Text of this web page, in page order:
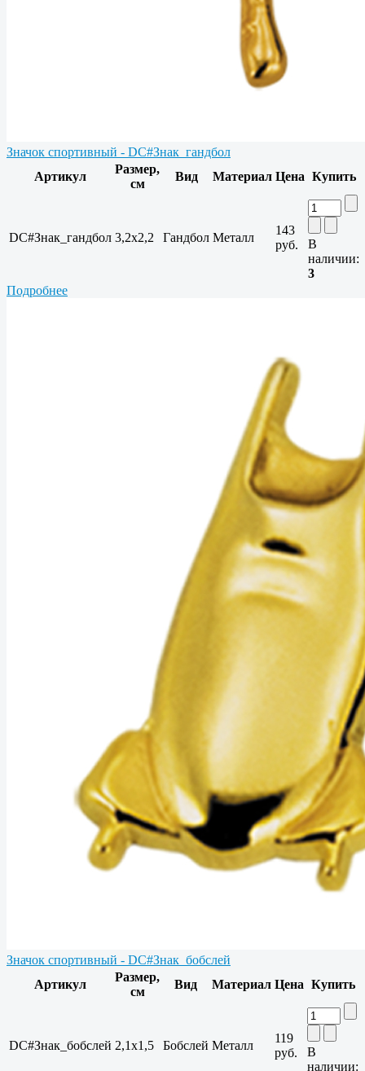
Значок спортивный - DC#Знак_гандбол
Артикул
Размер,
см
Вид Материал Цена Купить
DC#Знак_гандбол 3,2x2,2 Гандбол Металл
143
руб.
В
наличии:
3
Подробнее
Значок спортивный - DC#Знак_бобслей
Артикул
Размер,
см
Вид Материал Цена Купить
DC#Знак_бобслей 2,1x1,5 Бобслей Металл
119
руб.
В
наличии: